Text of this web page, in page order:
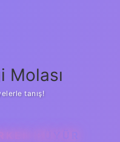
Molası
tanış!
BÜYÜR